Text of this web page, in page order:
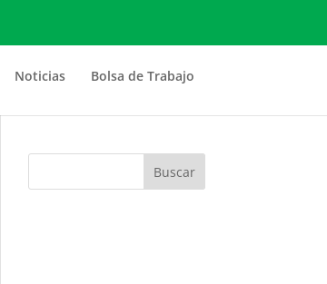
Noticias Bolsa de Trabajo